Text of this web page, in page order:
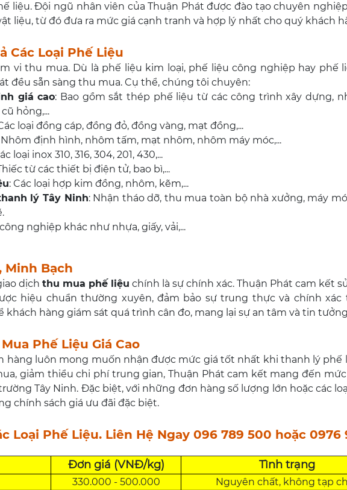
liệu. Đội ngũ nhân viên của Thuận Phát được đào tạo chuyên
liệu, từ đó đưa ra mức giá cạnh tranh và hợp lý nhất cho quý khách
Các Loại Phế Liệu
vi thu mua. Dù là phế liệu kim loại, phế liệu công nghiệp hay phế
đều sẵn sàng thu mua. Cụ thể, chúng tôi chuyên:
giá cao: Bao gồm sắt thép phế liệu từ các công trình xây dựng,
hỏng,...
loại đồng cáp, đồng đỏ, đồng vàng, mạt đồng,...
Nhôm định hình, nhôm tấm, mạt nhôm, nhôm máy móc,...
loại inox 310, 316, 304, 201, 430,...
từ các thiết bị điện tử, bao bì,...
: Các loại hợp kim đồng, nhôm, kẽm,...
lý Tây Ninh: Nhận tháo dỡ, thu mua toàn bộ nhà xưởng, máy
nghiệp khác như nhựa, giấy, vải,...
Minh Bạch
dịch thu mua phế liệu chính là sự chính xác. Thuận Phát cam kết
hiệu chuẩn thường xuyên, đảm bảo sự trung thực và chính xác
hàng giám sát quá trình cân đo, mang lại sự an tâm và tin
Phế Liệu Giá Cao
hàng luôn mong muốn nhận được mức giá tốt nhất khi thanh lý phế
giảm thiểu chi phí trung gian, Thuận Phát cam kết mang đến
Tây Ninh. Đặc biệt, với những đơn hàng số lượng lớn hoặc các
chính sách giá ưu đãi đặc biệt.
Loại Phế Liệu. Liên Hệ Ngay 096 789 500 hoặc 0976
Đơn giá (VNĐ/kg) Tình trạng
330.000 - 500.000
Nguyên chất, không tạp